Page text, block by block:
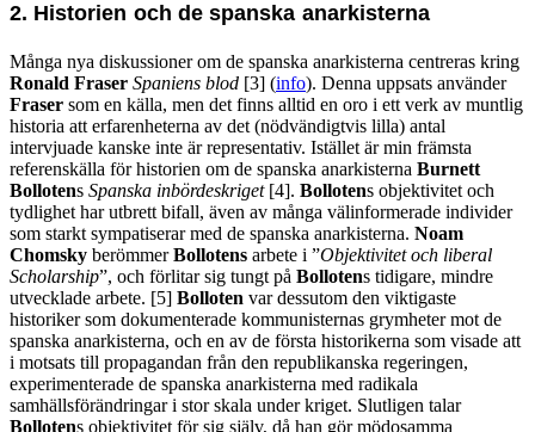
2. Historien och de spanska anarkisterna
Många nya diskussioner om de spanska anarkisterna centreras kring
Ronald Fraser Spaniens blod [3] (info). Denna uppsats använder
Fraser som en källa, men det finns alltid en oro i ett verk av muntlig
historia att erfarenheterna av det (nödvändigtvis lilla) antal
intervjuade kanske inte är representativ. Istället är min främsta
referenskälla för historien om de spanska anarkisterna Burnett
Bollotens Spanska inbördeskriget[4]. Bollotens objektivitet och
tydlighet har utbrett bifall, även av många välinformerade individer
som starkt sympatiserar med de spanska anarkisterna. Noam
Chomsky berömmerBollotens arbete i ”Objektivitetoch liberal
Scholarship”, och förlitar sig tungt på Bollotens tidigare, mindre
utvecklade arbete. [5] Bolloten var dessutom den viktigaste
historiker som dokumenterade kommunisternas grymheter mot de
spanska anarkisterna, och en av de första historikerna som visade att
i motsats till propagandan från den republikanska regeringen,
experimenterade de spanska anarkisterna med radikala
samhällsförändringar i stor skala under kriget. Slutligen talar
Bollotens objektivitet för sig själv, då han gör mödosamma